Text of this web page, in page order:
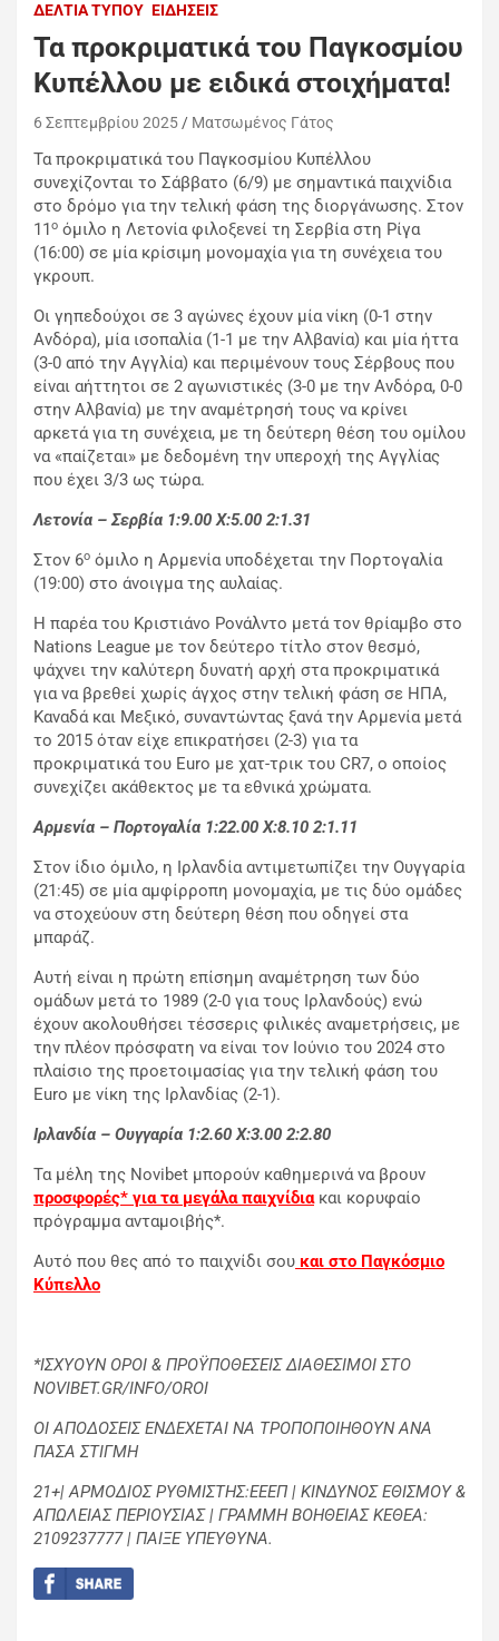
ΔΕΛΤΊΑ ΤΎΠΟΥ ΕΙΔΉΣΕΙΣ
Τα προκριματικά του Παγκοσμίου
Κυπέλλου με ειδικά στοιχήματα!
6 Σεπτεμβρίου 2025 Ματσωμένος Γάτος
Τα προκριματικά του Παγκοσμίου Κυπέλλου
συνεχίζονται το Σάββατο (6/9) με σημαντικά παιχνίδια
στο δρόμο για την τελική φάση της διοργάνωσης. Στον
11 ο όμιλο η Λετονία φιλοξενεί τη Σερβία στη Ρίγα
(16:00) σε μία κρίσιμη μονομαχία για τη συνέχεια του
γκρουπ.
Οι γηπεδούχοι σε 3 αγώνες έχουν μία νίκη (0-1 στην
Ανδόρα), μία ισοπαλία (1-1 με την Αλβανία) και μία ήττα
(3-0 από την Αγγλία) και περιμένουν τους Σέρβους που
είναι αήττητοι σε 2 αγωνιστικές (3-0 με την Ανδόρα, 0-0
στην Αλβανία) με την αναμέτρησή τους να κρίνει
αρκετά για τη συνέχεια, με τη δεύτερη θέση του ομίλου
να «παίζεται» με δεδομένη την υπεροχή της Αγγλίας
που έχει 3/3 ως τώρα.
Λετονία – Σερβία 1:9.00X:5.00 2:1.31
Στον 6ο όμιλο η Αρμενία υποδέχεται την Πορτογαλία
(19:00) στο άνοιγμα της αυλαίας.
Η παρέα του Κριστιάνο Ρονάλντο μετά τον θρίαμβο στο
Nations League με τον δεύτερο τίτλο στον θεσμό,
ψάχνει την καλύτερη δυνατή αρχή στα προκριματικά
για να βρεθεί χωρίς άγχος στην τελική φάση σε ΗΠΑ,
Καναδά και Μεξικό, συναντώντας ξανά την Αρμενία μετά
το 2015 όταν είχε επικρατήσει (2-3) για τα
προκριματικά του Euro με χατ-τρικ του CR7, ο οποίος
συνεχίζει ακάθεκτος με τα εθνικά χρώματα.
Αρμενία – Πορτογαλία 1:22.00X:8.10 2:1.11
Στον ίδιο όμιλο, η Ιρλανδία αντιμετωπίζει την Ουγγαρία
(21:45) σε μία αμφίρροπη μονομαχία, με τις δύο ομάδες
να στοχεύουν στη δεύτερη θέση που οδηγεί στα
μπαράζ.
Αυτή είναι η πρώτη επίσημη αναμέτρηση των δύο
ομάδων μετά το 1989 (2-0 για τους Ιρλανδούς) ενώ
έχουν ακολουθήσει τέσσερις φιλικές αναμετρήσεις, με
την πλέον πρόσφατη να είναι τον Ιούνιο του 2024 στο
πλαίσιο της προετοιμασίας για την τελική φάση του
Euro με νίκη της Ιρλανδίας (2-1).
Ιρλανδία – Ουγγαρία 1:2.60X:3.00 2:2.80
Τα μέλη της Novibet μπορούν καθημερινά να βρουν
προσφορές* για τα μεγάλα παιχνίδιακαι κορυφαίο
πρόγραμμα ανταμοιβής*.
Αυτό που θες από το παιχνίδι σου και στο Παγκόσμιο
Κύπελλο
*ΙΣΧΥΟΥΝ ΟΡΟΙ & ΠΡΟΫΠΟΘΕΣΕΙΣ ΔΙΑΘΕΣΙΜΟΙ ΣΤΟ
NOVIBET.GR/INFO/OROI
ΟΙ ΑΠΟΔΟΣΕΙΣ ΕΝΔΕΧΕΤΑΙ ΝΑ ΤΡΟΠΟΠΟΙΗΘΟΥΝ ΑΝΑ
ΠΑΣΑ ΣΤΙΓΜΗ
21+| ΑΡΜΟΔΙΟΣ ΡΥΘΜΙΣΤΗΣ:ΕΕΕΠ | ΚΙΝΔΥΝΟΣ ΕΘΙΣΜΟΥ &
ΑΠΩΛΕΙΑΣ ΠΕΡΙΟΥΣΙΑΣ | ΓΡΑΜΜΗ ΒΟΗΘΕΙΑΣ ΚΕΘΕΑ:
2109237777 | ΠΑΙΞΕ ΥΠΕΥΘΥΝΑ.